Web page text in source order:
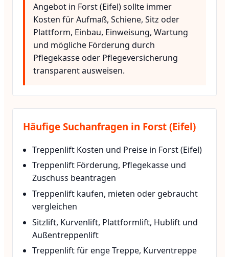
Angebot in Forst (Eifel) sollte immer
Kosten für Aufmaß, Schiene, Sitz oder
Plattform, Einbau, Einweisung, Wartung
und mögliche Förderung durch
Pflegekasse oder Pflegeversicherung
transparent ausweisen.
Häufige Suchanfragen in Forst (Eifel)
Treppenlift Kosten und Preise in Forst (Eifel)
Treppenlift Förderung, Pflegekasse und
Zuschuss beantragen
Treppenlift kaufen, mieten oder gebraucht
vergleichen
Sitzlift, Kurvenlift, Plattformlift, Hublift und
Außentreppenlift
Treppenlift für enge Treppe, Kurventreppe